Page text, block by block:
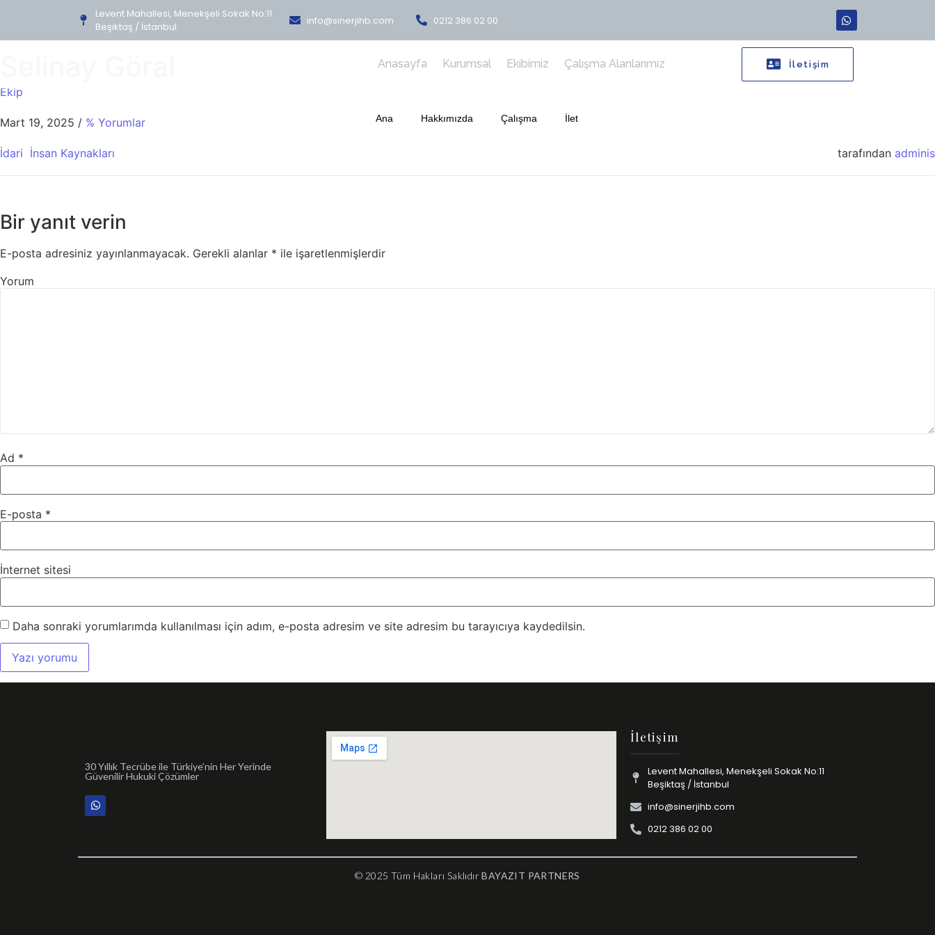
Levent Mahallesi, Menekşeli Sokak No:11
Beşiktaş / İstanbul
info@sinerjihb.com 0212 386 02 00
Anasayfa Kurumsal Ekibimiz Çalışma Alanlarımız İletişim
Ana Hakkımızda Çalışma İlet
Ekip
Mart 19, 2025 / % Yorumlar
İdari İnsan Kaynakları tarafından adminis
Bir yanıt verin
E-posta adresiniz yayınlanmayacak. Gerekli alanlar * ile işaretlenmişlerdir
Yorum
Ad *
E-posta *
İnternet sitesi
Daha sonraki yorumlarımda kullanılması için adım, e-posta adresim ve site adresim bu tarayıcıya kaydedilsin.
30 Yıllık Tecrübe ile Türkiye’nin Her Yerinde
Güvenilir Hukuki Çözümler
İletişim
Levent Mahallesi, Menekşeli Sokak No:11
Beşiktaş / İstanbul
info@sinerjihb.com
0212 386 02 00
© 2025 Tüm Hakları SaklıdırBAYAZIT PARTNERS